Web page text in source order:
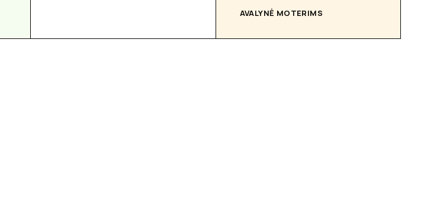
AVALYNĖ MOTERIMS